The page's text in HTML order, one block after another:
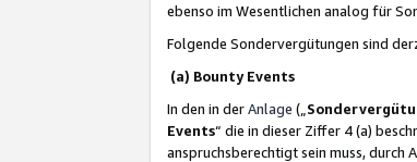
ebenso im Wesentlichen analog für
Folgende Sondervergütungen sind
(a) Bounty Events
In den in derAnlage („
Events“ die in dieser Ziffer 4 (a)
anspruchsberechtigt sein muss,